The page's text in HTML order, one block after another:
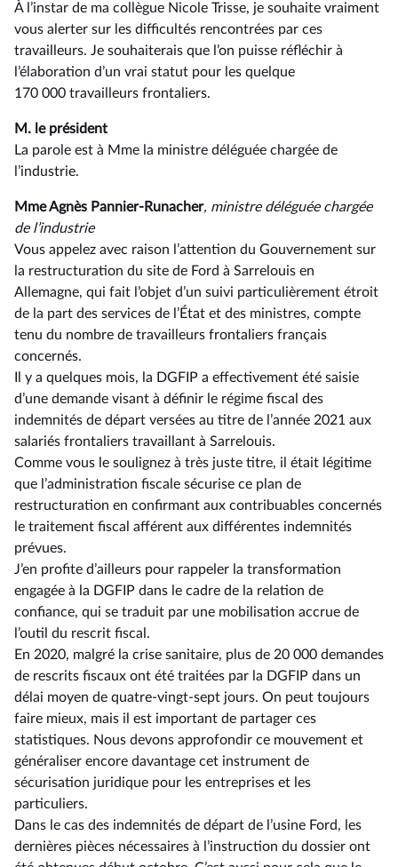
À l’instar de ma collègue Nicole Trisse, je souhaite vraiment
vous alerter sur les difficultés rencontrées par ces
travailleurs. Je souhaiterais que l’on puisse réfléchir à
l’élaboration d’un vrai statut pour les quelque
170 000 travailleurs frontaliers.
M. le président
La parole est à Mme la ministre déléguée chargée de
l’industrie.
Mme Agnès Pannier-Runacher, ministre déléguée chargée
de l’industrie
Vous appelez avec raison l’attention du Gouvernement sur
la restructuration du site de Ford à Sarrelouis en
Allemagne, qui fait l’objet d’un suivi particulièrement étroit
de la part des services de l’État et des ministres, compte
tenu du nombre de travailleurs frontaliers français
concernés.
Il y a quelques mois, la DGFIP a effectivement été saisie
d’une demande visant à définir le régime fiscal des
indemnités de départ versées au titre de l’année 2021 aux
salariés frontaliers travaillant à Sarrelouis.
Comme vous le soulignez à très juste titre, il était légitime
que l’administration fiscale sécurise ce plan de
restructuration en confirmant aux contribuables concernés
le traitement fiscal afférent aux différentes indemnités
prévues.
J’en profite d’ailleurs pour rappeler la transformation
engagée à la DGFIP dans le cadre de la relation de
confiance, qui se traduit par une mobilisation accrue de
l’outil du rescrit fiscal.
En 2020, malgré la crise sanitaire, plus de 20 000 demandes
de rescrits fiscaux ont été traitées par la DGFIP dans un
délai moyen de quatre-vingt-sept jours. On peut toujours
faire mieux, mais il est important de partager ces
statistiques. Nous devons approfondir ce mouvement et
généraliser encore davantage cet instrument de
sécurisation juridique pour les entreprises et les
particuliers.
Dans le cas des indemnités de départ de l’usine Ford, les
dernières pièces nécessaires à l’instruction du dossier ont